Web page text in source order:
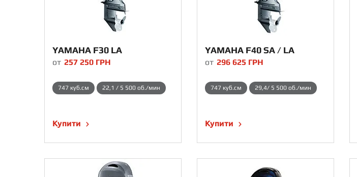
YAMAHA F30 LA
от 257 250 ГРН
747 куб.см 22,1 / 5 500 об./мин
Купити
YAMAHA F40 SA / LA
от 296 625 ГРН
747 куб.см 29,4/ 5 500 об./мин
Купити